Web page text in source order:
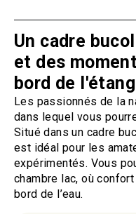
Un cadre
et des
bord de l'étang
Les passionnés de la
dans lequel vous
Situé dans un cadre
est idéal pour les
expérimentés. Vous
chambre lac, où
bord de l’eau.